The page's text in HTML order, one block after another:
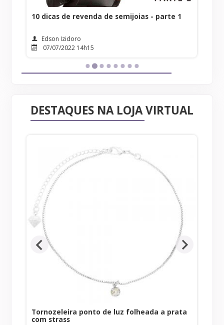
10 dicas de revenda de semijoias - parte 1
Edson Izidoro
07/07/2022 14h15
DESTAQUES NA LOJA VIRTUAL
Tornozeleira ponto de luz folheada a prata
com strass